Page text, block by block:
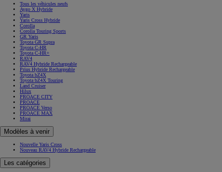
Tous les véhicules neufs
Aygo X Hybride
Yaris
Yaris Cross Hybride
Corolla
Corolla Touring Sports
GR Yaris
Toyota GR Supra
Toyota C-HR
Toyota C-HR+
RAV4
RAV4 Hybride Rechargeable
Prius Hybride Rechargeable
Toyota bZ4X
Toyota bZ4X Touring
Land Cruiser
Hilux
PROACE CITY
PROACE
PROACE Verso
PROACE MAX
Mirai
Modèles à venir
Nouvelle Yaris Cross
Nouveau RAV4 Hybride Rechargeable
Les catégories